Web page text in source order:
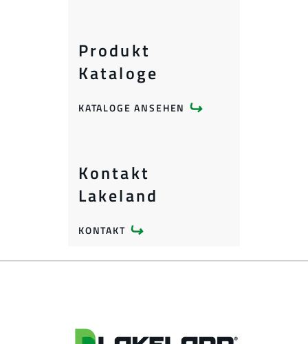
Produkt
Kataloge
KATALOGE ANSEHEN
Kontakt
Lakeland
KONTAKT